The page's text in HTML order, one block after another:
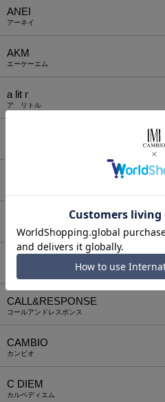
ANEI
アーネイ
AKM
エーケーエム
a lit r
ア リトル
アウィナイト
BODYSONG.
CALL&RESPONSE
コールアンドレスポンス
CAMBIO
カンビオ
C DIEM
カルペディエム